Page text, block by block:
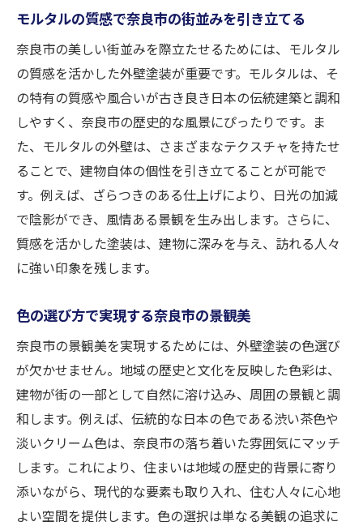
び方
伝統的な色彩で奈良市の歴史を演出
古風なデザインで奈良市の文化を継承
モルタルがもたらす奈良市の歴史的景観
歴史を感じる奈良市のモルタル塗装選び
奈良市の歴史に寄り添うモルタルの活用法
風情ある奈良市の街並みに合わせたモルタ
ル
モルタルで実現する奈良市の外壁塗装の個性と
魅力
ザイン
モルタルの多様性で奈良市に個性をプラス
独自性を強調する奈良市のモルタル外壁
奈良市におけるモルタルの特徴的な活用方
法
奈良市の魅力を引き出すモルタルの選び方
住まいに彩りを加える奈良市のモルタル
奈良市の外壁塗装におけるモルタルの活用法と
モルタルの質感で奈良市の街並みを引き立てる
奈良市の美しい街並みを際立たせるためには、モルタル
の質感を活かした外壁塗装が重要です。モルタルは、そ
の特有の質感や風合いが古き良き日本の伝統建築と調和
しやすく、奈良市の歴史的な風景にぴったりです。ま
た、モルタルの外壁は、さまざまなテクスチャを持たせ
ることで、建物自体の個性を引き立てることが可能で
す。例えば、ざらつきのある仕上げにより、日光の加減
で陰影ができ、風情ある景観を生み出します。さらに、
質感を活かした塗装は、建物に深みを与え、訪れる人々
に強い印象を残します。
色の選び方で実現する奈良市の景観美
奈良市の景観美を実現するためには、外壁塗装の色選び
が欠かせません。地域の歴史と文化を反映した色彩は、
建物が街の一部として自然に溶け込み、周囲の景観と調
和します。例えば、伝統的な日本の色である渋い茶色や
淡いクリーム色は、奈良市の落ち着いた雰囲気にマッチ
します。これにより、住まいは地域の歴史的背景に寄り
添いながら、現代的な要素も取り入れ、住む人々に心地
よい空間を提供します。色の選択は単なる美観の追求に